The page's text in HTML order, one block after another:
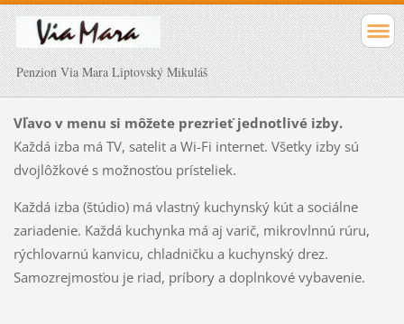
Penzion Via Mara Liptovský Mikuláš
Vľavo v menu si môžete prezrieť jednotlivé izby.
Každá izba má TV, satelit a Wi-Fi internet. Všetky izby sú
dvojlôžkové s možnosťou prísteliek.
Každá izba (štúdio) má vlastný kuchynský kút a sociálne
zariadenie. Každá kuchynka má aj varič, mikrovlnnú rúru,
rýchlovarnú kanvicu, chladničku a kuchynský drez.
Samozrejmosťou je riad, príbory a doplnkové vybavenie.